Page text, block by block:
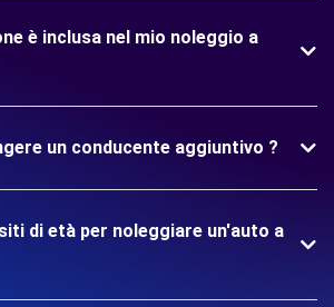
è inclusa nel mio noleggio a
un conducente aggiuntivo ?
di età per noleggiare un'auto a